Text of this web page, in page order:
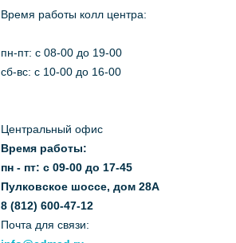
Время работы колл центра:
пн-пт: c 08-00 до 19-00
сб-вс: с 10-00 до 16-00
Центральный офис
Время работы:
пн - пт: с 09-00 до 17-45
Пулковское шоссе, дом 28А
8 (812) 600-47-12
Почта для связи: